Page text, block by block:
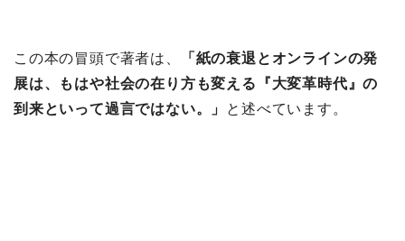
この本の冒頭で著者は、
「紙の衰退とオンラインの発
展は、もはや社会の在り方も変える『大変革時代』の
到来といって過言ではない。」
と述べています。